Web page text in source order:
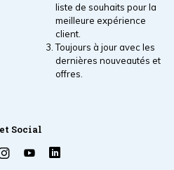
liste de souhaits pour la
meilleure expérience
client.
Toujours à jour avec les
dernières nouveautés et
offres.
Social